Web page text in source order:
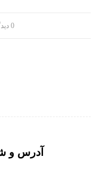
0 دیدگاه
آدرس و